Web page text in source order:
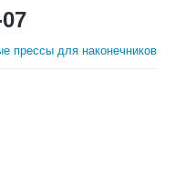
прессы для наконечников